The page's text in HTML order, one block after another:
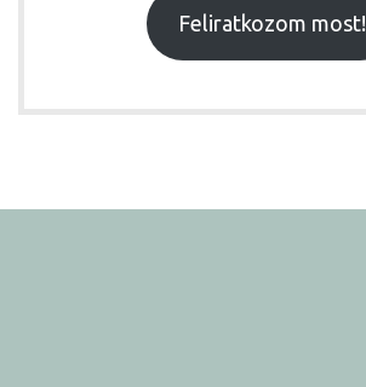
Feliratkozom most!